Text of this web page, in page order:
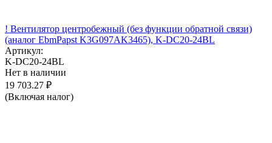
! Вентилятор центробежный (без функции обратной связи)
(аналог EbmPapst K3G097AK3465), K-DC20-24BL
Артикул:
K-DC20-24BL
Нет в наличии
19 703.27 ₽
(Включая налог)